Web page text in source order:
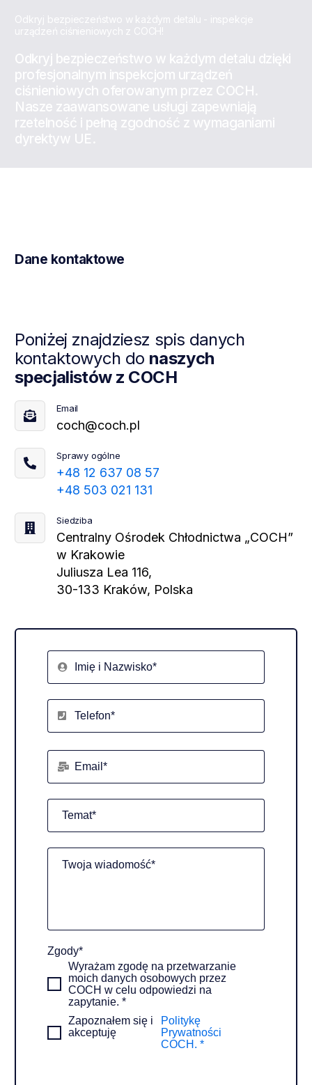
Odkryj bezpieczeństwo w każdym detalu - inspekcje
urządzeń ciśnieniowych z COCH!
Odkryj bezpieczeństwo w każdym detalu dzięki
profesjonalnym inspekcjom urządzeń
ciśnieniowych oferowanym przez COCH.
Nasze zaawansowane usługi zapewniają
rzetelność i pełną zgodność z wymaganiami
dyrektyw UE.
Dane kontaktowe
Poniżej znajdziesz spis danych
kontaktowych do naszych
specjalistów z COCH
Email
coch@coch.pl
Sprawy ogólne
+48 12 637 08 57
+48 503 021 131
Siedziba
Centralny Ośrodek Chłodnictwa „COCH”
w Krakowie
Juliusza Lea 116,
30-133 Kraków, Polska
Imię i Nazwisko*
Telefon*
Email*
Temat*
Twoja wiadomość*
Zgody*
Wyrażam zgodę na przetwarzanie
moich danych osobowych przez
COCH w celu odpowiedzi na
zapytanie. *
Zapoznałem się i
akceptuję
Politykę
Prywatności
COCH. *